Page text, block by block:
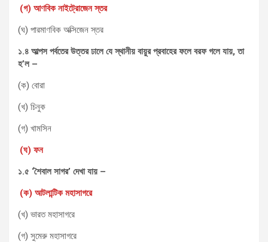
(গ) আণবিক নাইট্রোজেন স্তর
(ঘ) পারমাণবিক অক্সিজেন স্তর
১.৪ আল্পস পর্বতের উত্তর ঢালে যে স্থানীয় বায়ুর প্রবাহের ফলে বরফ গলে যায়,তা
হ’ল –
(ক) বোরা
(খ) চিনুক
(গ) খামসিন
(ঘ) ফন
১.৫ ‘শৈবাল সাগর’ দেখা যায় –
(ক) আটলান্টিক মহাসাগরে
(খ) ভারত মহাসাগরে
(গ) সুমেরু মহাসাগরে